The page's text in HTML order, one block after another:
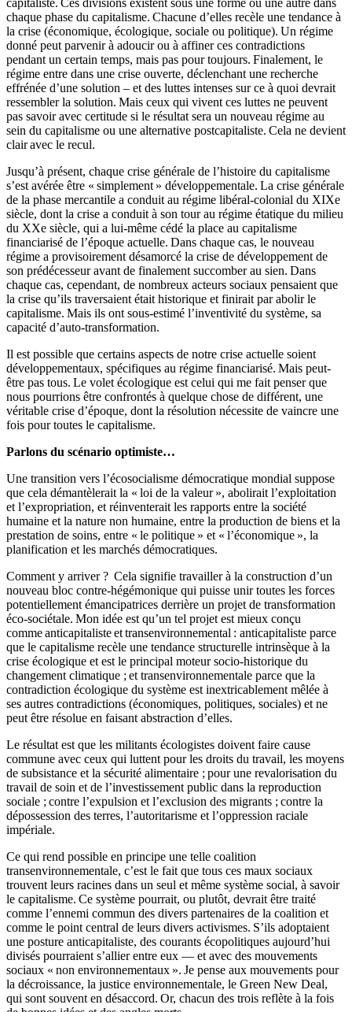
capitaliste. Ces divisions existent sous une forme ou une autre dans
chaque phase du capitalisme. Chacune d’elles recèle une tendance à
la crise (économique, écologique, sociale ou politique). Un régime
donné peut parvenir à adoucir ou à affiner ces contradictions
pendant un certain temps, mais pas pour toujours. Finalement, le
régime entre dans une crise ouverte, déclenchant une recherche
effrénée d’une solution – et des luttes intenses sur ce à quoi devrait
ressembler la solution. Mais ceux qui vivent ces luttes ne peuvent
pas savoir avec certitude si le résultat sera un nouveau régime au
sein du capitalisme ou une alternative postcapitaliste. Cela ne devient
clair avec le recul.
Jusqu’à présent, chaque crise générale de l’histoire du capitalisme
s’est avérée être « simplement » développementale. La crise générale
de la phase mercantile a conduit au régime libéral-colonial du XIXe
siècle, dont la crise a conduit à son tour au régime étatique du milieu
du XXe siècle, qui a lui-même cédé la place au capitalisme
financiarisé de l’époque actuelle. Dans chaque cas, le nouveau
régime a provisoirement désamorcé la crise de développement de
son prédécesseur avant de finalement succomber au sien. Dans
chaque cas, cependant, de nombreux acteurs sociaux pensaient que
la crise qu’ils traversaient était historique et finirait par abolir le
capitalisme. Mais ils ont sous-estimé l’inventivité du système, sa
capacité d’auto-transformation.
Il est possible que certains aspects de notre crise actuelle soient
développementaux, spécifiques au régime financiarisé. Mais peut-
être pas tous. Le volet écologique est celui qui me fait penser que
nous pourrions être confrontés à quelque chose de différent, une
véritable crise d’époque, dont la résolution nécessite de vaincre une
fois pour toutes le capitalisme.
Parlons du scénario optimiste…
Une transition vers l’écosocialisme démocratique mondial suppose
que cela démantèlerait la « loi de la valeur », abolirait l’exploitation
et l’expropriation, et réinventerait les rapports entre la société
humaine et la nature non humaine, entre la production de biens et la
prestation de soins, entre « le politique » et « l’économique », la
planification et les marchés démocratiques.
Comment y arriver ? Cela signifie travailler à la construction d’un
nouveau bloc contre-hégémonique qui puisse unir toutes les forces
potentiellement émancipatrices derrière un projet de transformation
éco-sociétale. Mon idée est qu’un tel projet est mieux conçu
comme anticapitaliste et transenvironnemental : anticapitaliste parce
que le capitalisme recèle une tendance structurelle intrinsèque à la
crise écologique et est le principal moteur socio-historique du
changement climatique ; et transenvironnementale parce que la
contradiction écologique du système est inextricablement mêlée à
ses autres contradictions (économiques, politiques, sociales) et ne
peut être résolue en faisant abstraction d’elles.
Le résultat est que les militants écologistes doivent faire cause
commune avec ceux qui luttent pour les droits du travail, les moyens
de subsistance et la sécurité alimentaire ; pour une revalorisation du
travail de soin et de l’investissement public dans la reproduction
sociale ; contre l’expulsion et l’exclusion des migrants ; contre la
dépossession des terres, l’autoritarisme et l’oppression raciale
impériale.
Ce qui rend possible en principe une telle coalition
transenvironnementale, c’est le fait que tous ces maux sociaux
trouvent leurs racines dans un seul et même système social, à savoir
le capitalisme. Ce système pourrait, ou plutôt, devrait être traité
comme l’ennemi commun des divers partenaires de la coalition et
comme le point central de leurs divers activismes. S’ils adoptaient
une posture anticapitaliste, des courants écopolitiques aujourd’hui
divisés pourraient s’allier entre eux –– et avec des mouvements
sociaux « non environnementaux ». Je pense aux mouvements pour
la décroissance, la justice environnementale, le Green New Deal,
qui sont souvent en désaccord. Or, chacun des trois reflète à la fois